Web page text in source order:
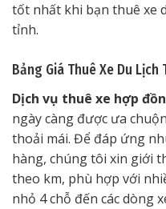
tốt nhất khi bạn thuê xe
tỉnh.
Bảng Giá Thuê Xe Du
Dịch vụ thuê xe hợp
ngày càng được ưa
thoải mái. Để đáp ứng
hàng, chúng tôi xin giới
theo km, phù hợp với
nhỏ 4 chỗ đến các dòng